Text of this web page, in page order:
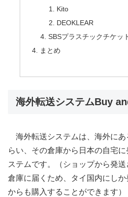
Kito
DEOKLEAR
SBSプラスチックチケッ
まとめ
海外転送システムBuy
海外転送システムは、海外にあ
らい、その倉庫から日本の自宅
ステムです。（ショップから発
倉庫に届くため、タイ国内にし
からも購入することができます）